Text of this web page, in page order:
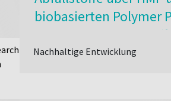
biobasierten Polymer
nachhaltige,
Nachhaltige Entwicklung